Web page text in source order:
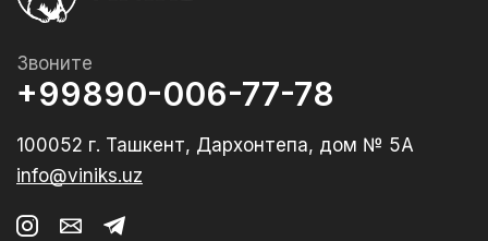
Звоните
+99890-006-77-78
100052 г. Ташкент, Дархонтепа, дом № 5А
info@viniks.uz